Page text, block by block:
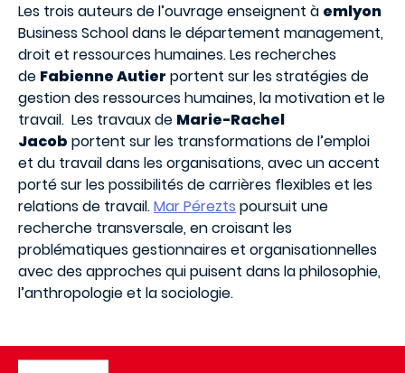
Les trois auteurs de l’ouvrage enseignent à emlyon
Business School dans le département management,
droit et ressources humaines. Les recherches
de Fabienne Autier portent sur les stratégies de
gestion des ressources humaines, la motivation et le
travail. Les travaux de Marie-Rachel
Jacob portent sur les transformations de l’emploi
et du travail dans les organisations, avec un accent
porté sur les possibilités de carrières flexibles et les
relations de travail.Mar Pérezts poursuit une
recherche transversale, en croisant les
problématiques gestionnaires et organisationnelles
avec des approches qui puisent dans la philosophie,
l’anthropologie et la sociologie.